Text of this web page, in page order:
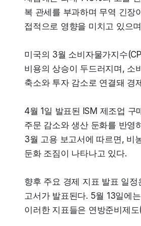
복 관세를 부과하며 무역 긴장
접적으로 영향을 미치고 있으
미국의 3월 소비자물가지수
비용의 상승이 두드러지며, 소
축소와 투자 감소로 연결돼 경
4월 1일 발표된 ISM 제조업
주문 감소와 생산 둔화를 반영
3월 고용 보고서에 따르면, 비
둔화 조짐이 나타나고 있다.
향후 주요 경제 지표 발표 일
고서가 발표된다. 5월 13일에
이러한 지표들은 연방준비제